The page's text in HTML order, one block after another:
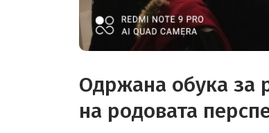
Одржана обука за
на родовата